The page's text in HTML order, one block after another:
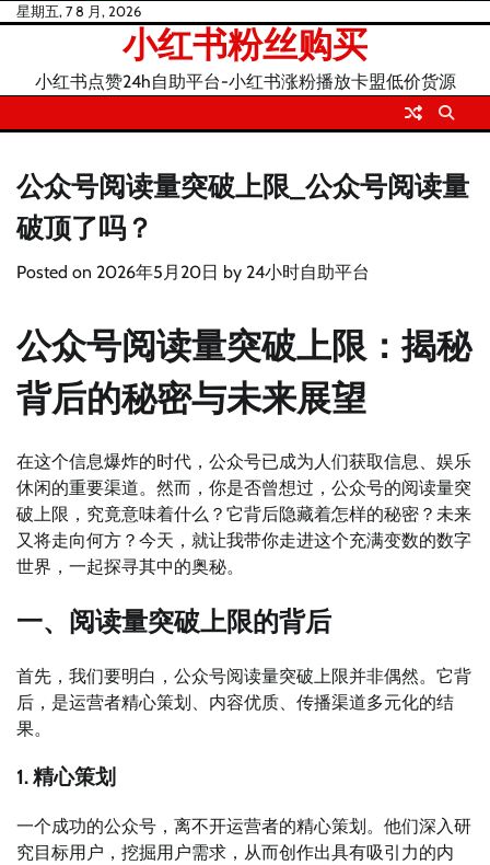
Skip星期五, 7 8 月, 2026
小红书粉丝购买
小红书点赞24h自助平台-小红书涨粉播放卡盟低价货源
公众号阅读量突破上限_公众号阅读量
破顶了吗？
Posted on 2026年5月20日 by 24小时自助平台
公众号阅读量突破上限：揭秘
背后的秘密与未来展望
在这个信息爆炸的时代，公众号已成为人们获取信息、娱乐
休闲的重要渠道。然而，你是否曾想过，公众号的阅读量突
破上限，究竟意味着什么？它背后隐藏着怎样的秘密？未来
又将走向何方？今天，就让我带你走进这个充满变数的数字
世界，一起探寻其中的奥秘。
一、阅读量突破上限的背后
首先，我们要明白，公众号阅读量突破上限并非偶然。它背
后，是运营者精心策划、内容优质、传播渠道多元化的结
果。
1. 精心策划
一个成功的公众号，离不开运营者的精心策划。他们深入研
究目标用户，挖掘用户需求，从而创作出具有吸引力的内